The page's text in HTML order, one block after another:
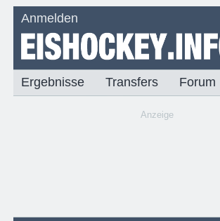
Anmelden
Ergebnisse Transfers Forum
Anzeige